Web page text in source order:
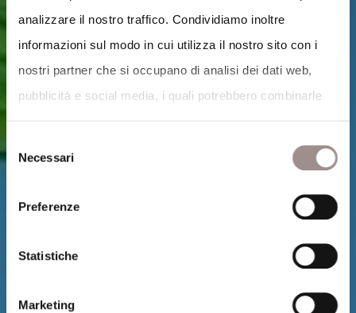
analizzare il nostro traffico. Condividiamo inoltre
informazioni sul modo in cui utilizza il nostro sito con i
nostri partner che si occupano di analisi dei dati web,
pubblicità e social media, i quali potrebbero combinarle
Necessari
Preferenze
Statistiche
Marketing